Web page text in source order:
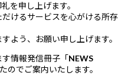
を申し上げます。
けるサービスを心がける所存
よう、お願い申し上げます。
情報発信冊子「NEWS
のでご案内いたします。